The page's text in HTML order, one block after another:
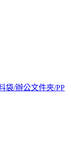
袋/辦公文件夾/PP